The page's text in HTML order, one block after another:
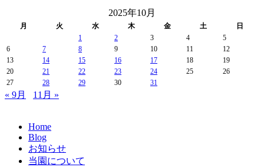
2025年10月
月 火 水 木 金 土
日
1
2 3 4
5
6
7 8 9 10 11
12
13
14 15 16 17 18
19
20
21 22 23 24 25
26
27
28 29 30 31
« 9月 11月 »
Home
Blog
お知らせ
当園について